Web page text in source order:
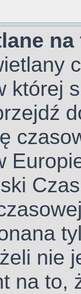
której
nie
na to,